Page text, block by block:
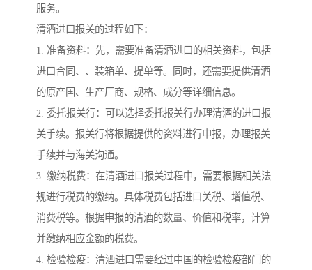
服务。
清酒进口报关的过程如下：
1. 准备资料：先，需要准备清酒进口的相关资料，包括
进口合同、、装箱单、提单等。同时，还需要提供清酒
的原产国、生产厂商、规格、成分等详细信息。
2. 委托报关行：可以选择委托报关行办理清酒的进口报
关手续。报关行将根据提供的资料进行申报，办理报关
手续并与海关沟通。
3. 缴纳税费：在清酒进口报关过程中，需要根据相关法
规进行税费的缴纳。具体税费包括进口关税、增值税、
消费税等。根据申报的清酒的数量、价值和税率，计算
并缴纳相应金额的税费。
4. 检验检疫：清酒进口需要经过中国的检验检疫部门的